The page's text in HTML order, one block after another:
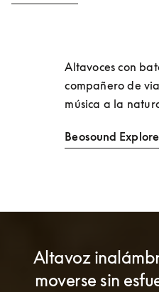
Altavoces con
compañero de
música a la
Beosound Explore
Altavoz
moverse sin